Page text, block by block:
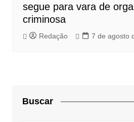
segue para vara de
criminosa
Redação 7 de agosto
Buscar